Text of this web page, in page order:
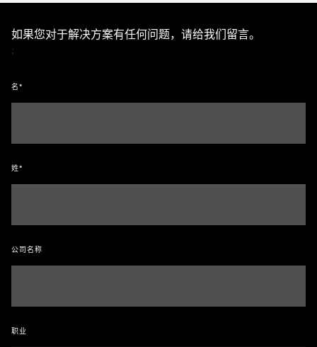
如果您对于解决方案有任何问题，请给我们留言。
;
名*
姓*
公司名称
职业